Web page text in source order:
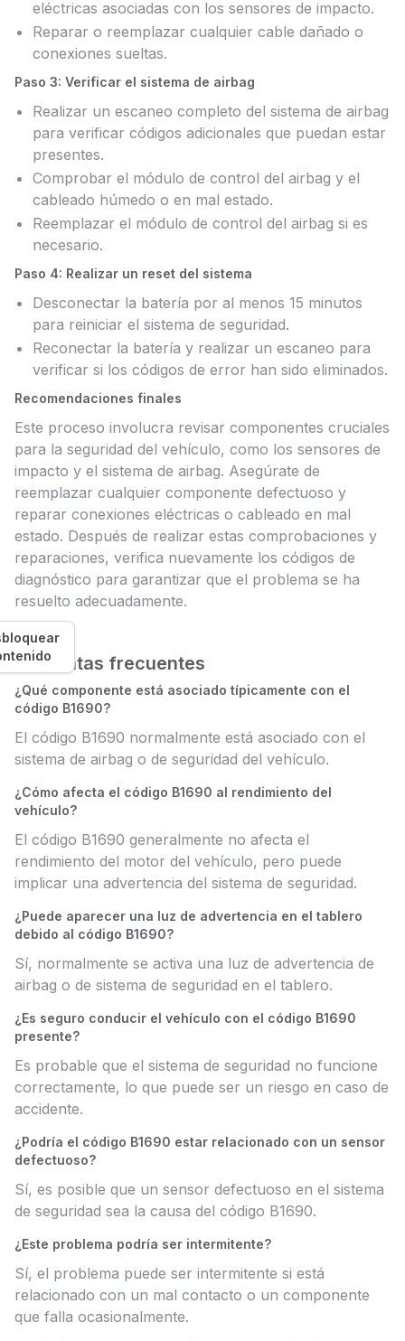
eléctricas asociadas con los sensores de impacto.
Reparar o reemplazar cualquier cable dañado o
conexiones sueltas.
Paso 3: Verificar el sistema de airbag
Realizar un escaneo completo del sistema de airbag
para verificar códigos adicionales que puedan estar
presentes.
Comprobar el módulo de control del airbag y el
cableado húmedo o en mal estado.
Reemplazar el módulo de control del airbag si es
necesario.
Paso 4: Realizar un reset del sistema
Desconectar la batería por al menos 15 minutos
para reiniciar el sistema de seguridad.
Reconectar la batería y realizar un escaneo para
verificar si los códigos de error han sido eliminados.
Recomendaciones finales
Este proceso involucra revisar componentes cruciales
para la seguridad del vehículo, como los sensores de
impacto y el sistema de airbag. Asegúrate de
reemplazar cualquier componente defectuoso y
reparar conexiones eléctricas o cableado en mal
estado. Después de realizar estas comprobaciones y
reparaciones, verifica nuevamente los códigos de
diagnóstico para garantizar que el problema se ha
resuelto adecuadamente.
Preguntas frecuentes
¿Qué componente está asociado típicamente con el
código B1690?
El código B1690 normalmente está asociado con el
sistema de airbag o de seguridad del vehículo.
¿Cómo afecta el código B1690 al rendimiento del
vehículo?
El código B1690 generalmente no afecta el
rendimiento del motor del vehículo, pero puede
implicar una advertencia del sistema de seguridad.
¿Puede aparecer una luz de advertencia en el tablero
debido al código B1690?
Sí, normalmente se activa una luz de advertencia de
airbag o de sistema de seguridad en el tablero.
¿Es seguro conducir el vehículo con el código B1690
presente?
Es probable que el sistema de seguridad no funcione
correctamente, lo que puede ser un riesgo en caso de
accidente.
¿Podría el código B1690 estar relacionado con un sensor
defectuoso?
Sí, es posible que un sensor defectuoso en el sistema
de seguridad sea la causa del código B1690.
¿Este problema podría ser intermitente?
Sí, el problema puede ser intermitente si está
relacionado con un mal contacto o un componente
que falla ocasionalmente.